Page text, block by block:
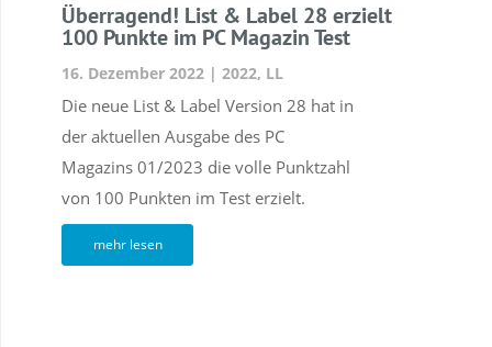
Überragend! List & Label 28 erzielt
100 Punkte im PC Magazin Test
16. Dezember 2022 | 2022, LL
Die neue List & Label Version 28 hat in
der aktuellen Ausgabe des PC
Magazins 01/2023 die volle Punktzahl
von 100 Punkten im Test erzielt.
mehr lesen